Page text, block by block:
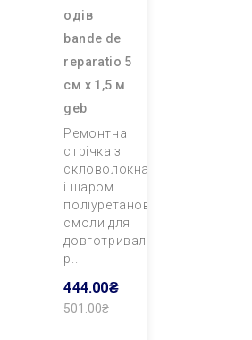
одів
bande de
reparatio 5
см х 1,5 м
geb
Ремонтна
стрічка з
скловолокна
і шаром
поліуретанової
смоли для
довготривалого
р..
444.00₴
501.00₴